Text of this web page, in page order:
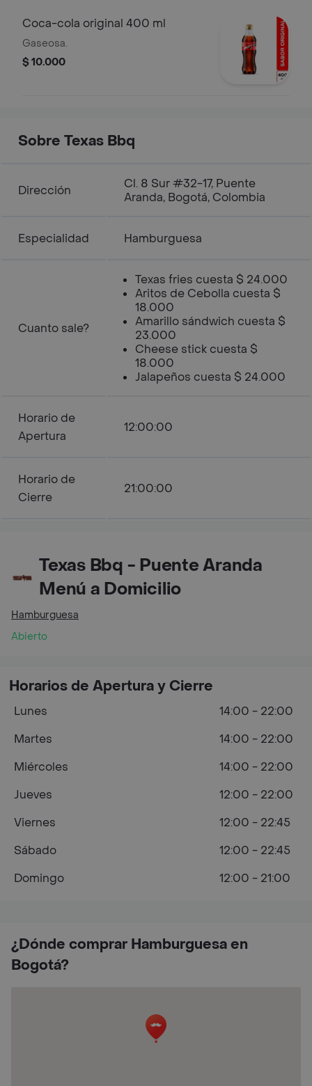
Coca-cola original 400 ml
Gaseosa.
$ 10.000
Sobre Texas Bbq
Dirección
Cl. 8 Sur #32-17, Puente
Aranda, Bogotá, Colombia
Especialidad Hamburguesa
Cuanto sale?
Texas fries cuesta $ 24.000
Aritos de Cebolla cuesta $
18.000
Amarillo sándwich cuesta $
23.000
Cheese stick cuesta $
18.000
Jalapeños cuesta $ 24.000
Horario de
Apertura
12:00:00
Horario de
Cierre
21:00:00
Texas Bbq - Puente Aranda
Menú a Domicilio
Hamburguesa
Abierto
¿Dónde comprar Hamburguesa en
Bogotá?
Horarios de Apertura y Cierre
Lunes
14:00 - 22:00
Martes
14:00 - 22:00
Miércoles
14:00 - 22:00
Jueves
12:00 - 22:00
Viernes
12:00 - 22:45
Sábado
12:00 - 22:45
Domingo
12:00 - 21:00